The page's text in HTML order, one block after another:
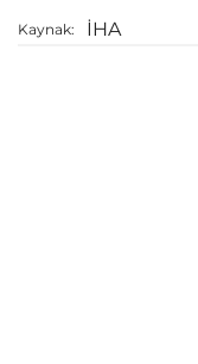
Kaynak: İHA